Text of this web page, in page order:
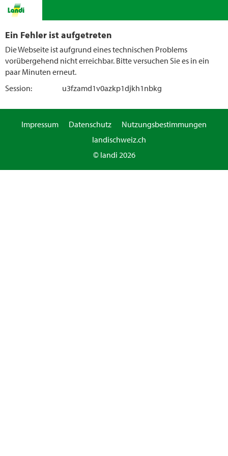
Ein Fehler ist aufgetreten
Die Webseite ist aufgrund eines technischen Problems
vorübergehend nicht erreichbar. Bitte versuchen Sie es in ein
paar Minuten erneut.
Session:
u3fzamd1v0azkp1djkh1nbkg
Impressum Datenschutz
Nutzungsbestimmungen
landischweiz.ch
© landi 2026